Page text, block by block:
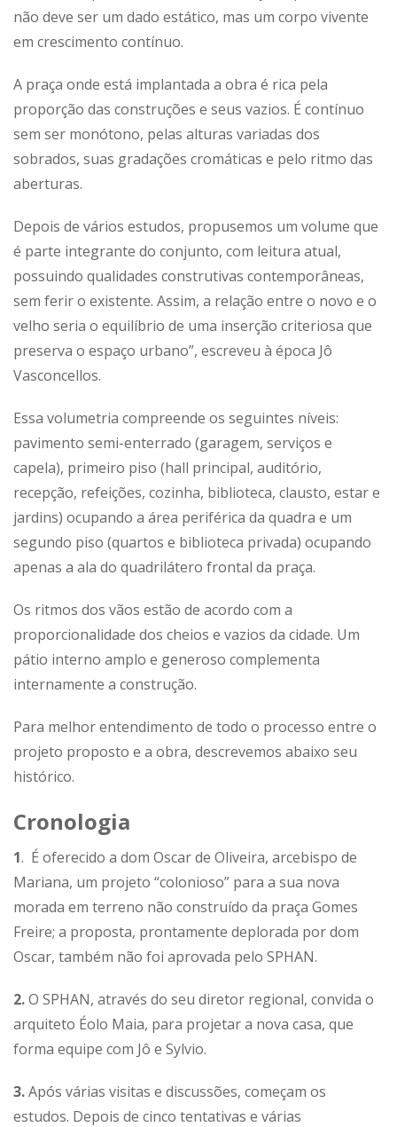
não deve ser um dado estático, mas um corpo vivente
em crescimento contínuo.
A praça onde está implantada a obra é rica pela
proporção das construções e seus vazios. É contínuo
sem ser monótono, pelas alturas variadas dos
sobrados, suas gradações cromáticas e pelo ritmo das
aberturas.
Depois de vários estudos, propusemos um volume que
é parte integrante do conjunto, com leitura atual,
possuindo qualidades construtivas contemporâneas,
sem ferir o existente. Assim, a relação entre o novo e o
velho seria o equilíbrio de uma inserção criteriosa que
preserva o espaço urbano”, escreveu à época Jô
Vasconcellos.
Essa volumetria compreende os seguintes níveis:
pavimento semi-enterrado (garagem, serviços e
capela), primeiro piso (hall principal, auditório,
recepção, refeições, cozinha, biblioteca, clausto, estar e
jardins) ocupando a área periférica da quadra e um
segundo piso (quartos e biblioteca privada) ocupando
apenas a ala do quadrilátero frontal da praça.
Os ritmos dos vãos estão de acordo com a
proporcionalidade dos cheios e vazios da cidade. Um
pátio interno amplo e generoso complementa
internamente a construção.
Para melhor entendimento de todo o processo entre o
projeto proposto e a obra, descrevemos abaixo seu
histórico.
Cronologia
1. É oferecido a dom Oscar de Oliveira, arcebispo de
Mariana, um projeto “colonioso” para a sua nova
morada em terreno não construído da praça Gomes
Freire; a proposta, prontamente deplorada por dom
Oscar, também não foi aprovada pelo SPHAN.
2.O SPHAN, através do seu diretor regional, convida o
arquiteto Éolo Maia, para projetar a nova casa, que
forma equipe com Jô e Sylvio.
3.Após várias visitas e discussões, começam os
estudos. Depois de cinco tentativas e várias